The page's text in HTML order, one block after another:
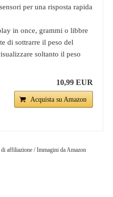
per una risposta rapida
in once, grammi o libbre
di sottrarre il peso del
soltanto il peso
10,99 EUR
Acquista su Amazon
affiliazione / Immagini da Amazon